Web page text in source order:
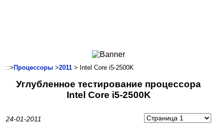
Смартфоны
Коммуникации
Автоэлектроника
::> Процессоры >2011 > Intel Core i5-2500K
Углубленное тестирование процессора
Intel Core i5-2500K
24-01-2011